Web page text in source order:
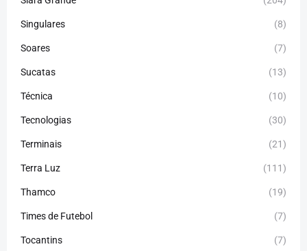
Singulares (8)
Soares (7)
Sucatas (13)
Técnica (10)
Tecnologias (30)
Terminais (21)
Terra Luz (111)
Thamco (19)
Times de Futebol (7)
Tocantins (7)